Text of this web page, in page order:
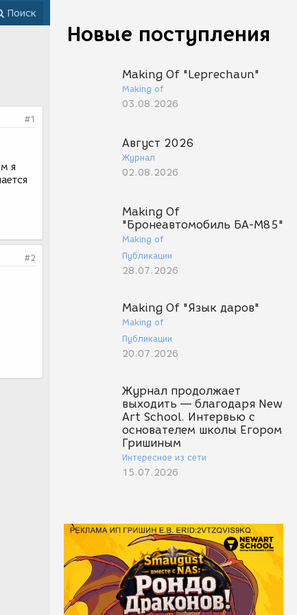
Новые поступления
Making Of "Leprechaun"
Making of
03.08.2026
Август 2026
Журнал
02.08.2026
Making Of
"Бронеавтомобиль БА-М85"
Making of
Публикации
28.07.2026
Making Of "Язык даров"
Making of
Публикации
20.07.2026
Журнал продолжает
выходить — благодаря New
Art School. Интервью с
основателем школы Егором
Гришиным
Интересное из сети
15.07.2026
Поиск
#1
я
#2